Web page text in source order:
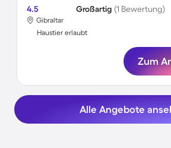
4.5 Großartig (1 Bewertung)
Gibraltar
Haustier erlaubt
Zum
Alle Angebote